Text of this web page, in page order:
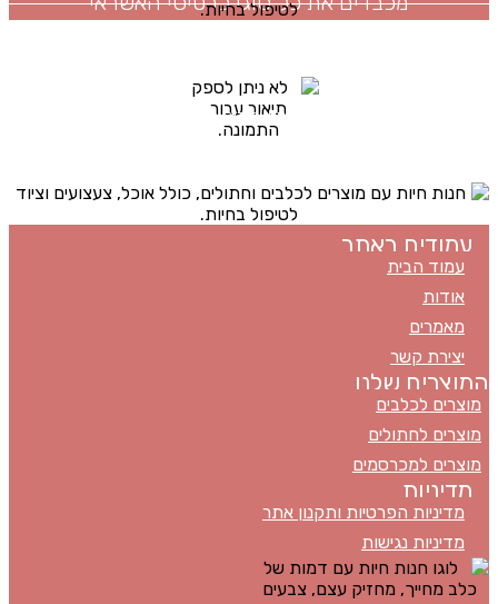
כל הזכויות שמורות ל
מכבדים את כל סוגי כרטיסי האשראי
עמודים באתר
עמוד הבית
אודות
מאמרים
יצירת קשר
המוצרים שלנו
מוצרים לכלבים
מוצרים לחתולים
מוצרים למכרסמים
מדיניות
מדיניות הפרטיות ותקנון אתר
מדיניות נגישות